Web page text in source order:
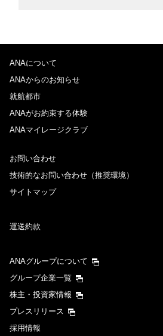
ANAについて
ANAからのお知らせ
就航都市
ANAがお約束する体験
ANAマイレージクラブ
お問い合わせ
技術的なお問い合わせ（推奨環境）
サイトマップ
運送約款
ANAグループについて
グループ企業一覧
株主・投資家情報
プレスリリース
採用情報